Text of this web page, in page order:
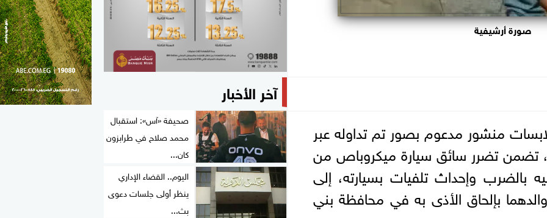
صورة أرشيفية
منشور مدعوم بصور تم تداوله عبر
تضمن تضرر سائق سيارة ميكروباص من
بالضرب وإحداث تلفيات بسيارته، إلى
بإلحاق الأذى به في محافظة بني
آخر الأخبار
صحيفة «آس»: استقبال
محمد صلاح في طرابزون
كان...
اليوم.. القضاء الإداري
ينظر أولى جلسات دعوى
بث...